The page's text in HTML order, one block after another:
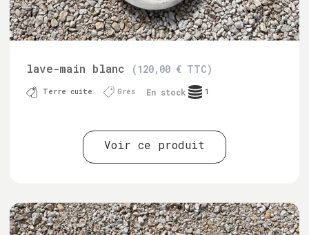
lave-main blanc (120,00 € TTC)
Terre cuite Grès En stock 1
Voir ce produit